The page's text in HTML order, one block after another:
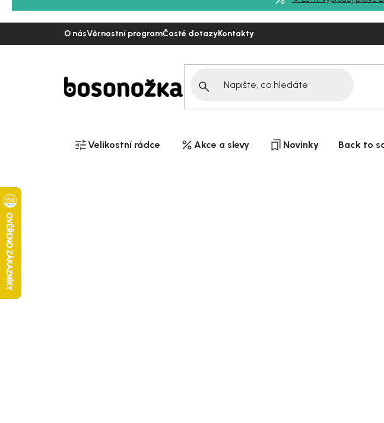
na
O násVěrnostní programČasté dotazyKontakty
Velikostní rádce Akce a slevy Novinky Back to